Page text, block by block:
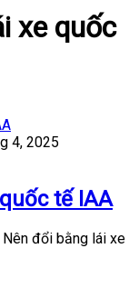
xe quốc
4, 2025
tế IAA
đổi bằng lái xe